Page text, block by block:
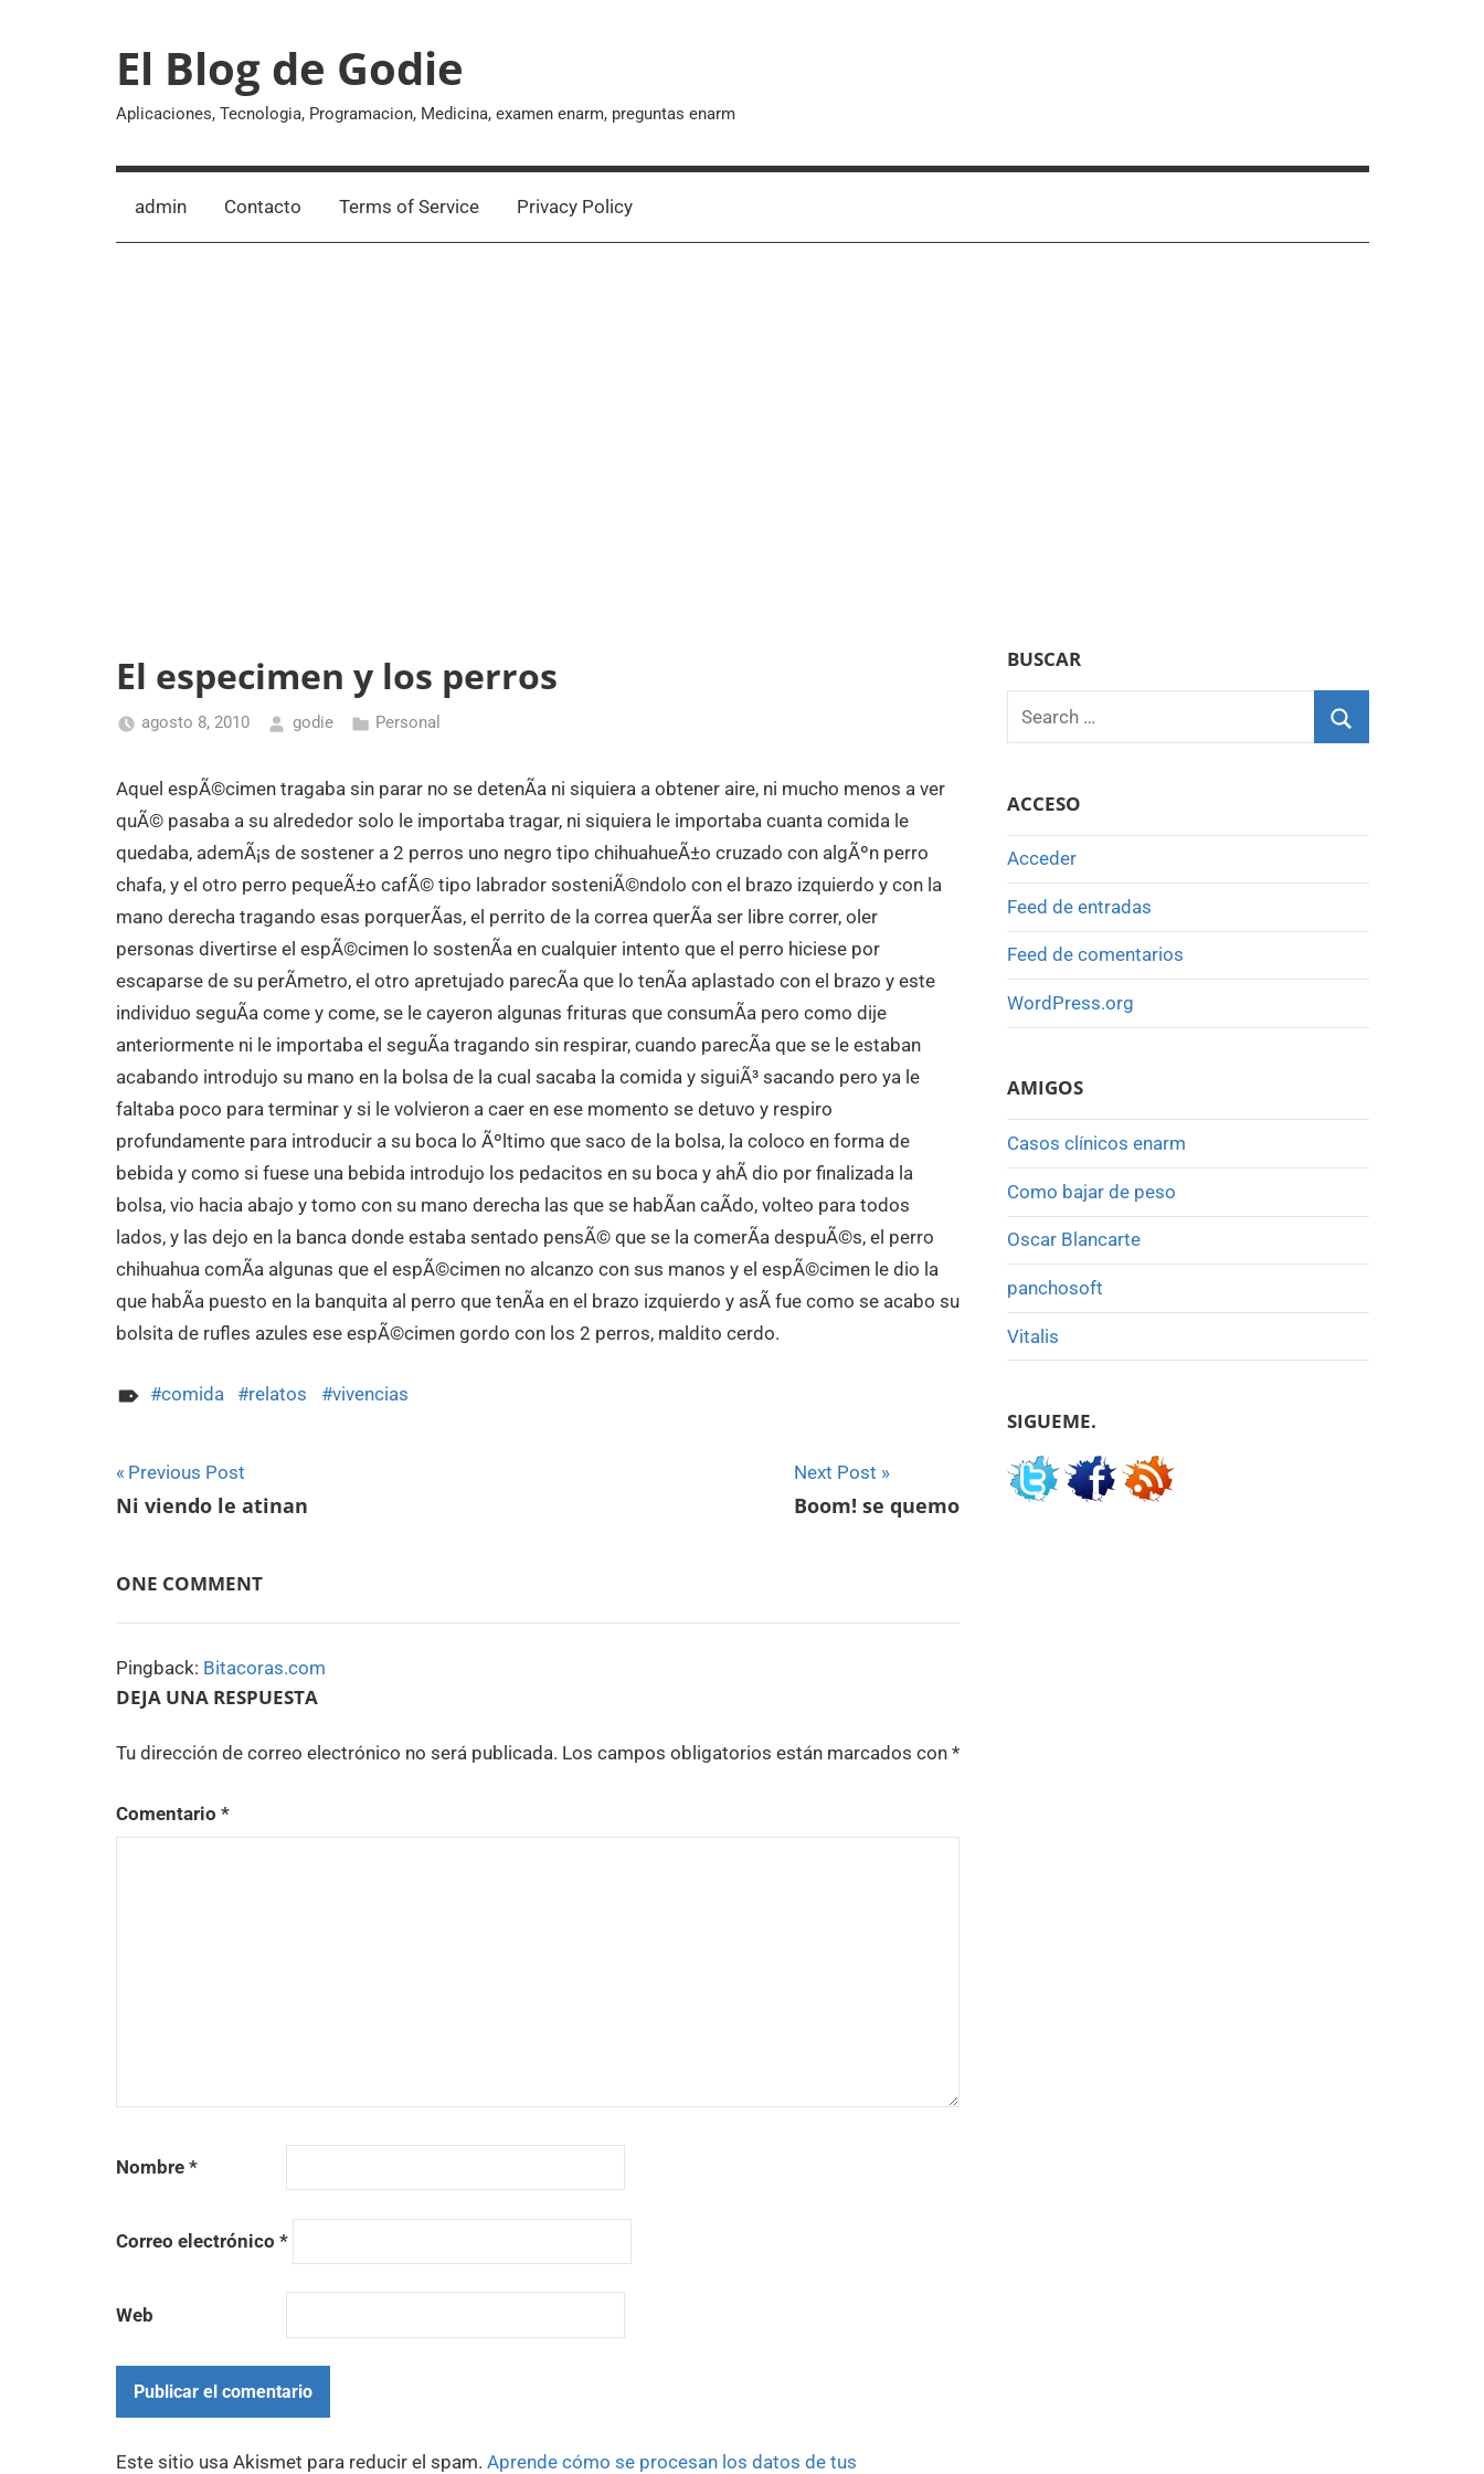
El Blog de Godie
Aplicaciones, Tecnologia, Programacion, Medicina, examen enarm, preguntas enarm
admin Contacto Terms of Service Privacy Policy
El especimen y los perros
agosto 8, 2010 godie Personal
Aquel espÃ©cimen tragaba sin parar no se detenÃ­a ni siquiera a obtener aire, ni mucho menos a ver
quÃ© pasaba a su alrededor solo le importaba tragar, ni siquiera le importaba cuanta comida le
quedaba, ademÃ¡s de sostener a 2 perros uno negro tipo chihuahueÃ±o cruzado con algÃºn perro
chafa, y el otro perro pequeÃ±o cafÃ© tipo labrador sosteniÃ©ndolo con el brazo izquierdo y con la
mano derecha tragando esas porquerÃ­as, el perrito de la correa querÃ­a ser libre correr, oler
personas divertirse el espÃ©cimen lo sostenÃ­a en cualquier intento que el perro hiciese por
escaparse de su perÃ­metro, el otro apretujado parecÃ­a que lo tenÃ­a aplastado con el brazo y este
individuo seguÃ­a come y come, se le cayeron algunas frituras que consumÃ­a pero como dije
anteriormente ni le importaba el seguÃ­a tragando sin respirar, cuando parecÃ­a que se le estaban
acabando introdujo su mano en la bolsa de la cual sacaba la comida y siguiÃ³ sacando pero ya le
faltaba poco para terminar y si le volvieron a caer en ese momento se detuvo y respiro
profundamente para introducir a su boca lo Ãºltimo que saco de la bolsa, la coloco en forma de
bebida y como si fuese una bebida introdujo los pedacitos en su boca y ahÃ­ dio por finalizada la
bolsa, vio hacia abajo y tomo con su mano derecha las que se habÃ­an caÃ­do, volteo para todos
lados, y las dejo en la banca donde estaba sentado pensÃ© que se la comerÃ­a despuÃ©s, el perro
chihuahua comÃ­a algunas que el espÃ©cimen no alcanzo con sus manos y el espÃ©cimen le dio la
que habÃ­a puesto en la banquita al perro que tenÃ­a en el brazo izquierdo y asÃ­ fue como se acabo su
bolsita de rufles azules ese espÃ©cimen gordo con los 2 perros, maldito cerdo.
comida relatos vivencias
Navegación
de
Previous Post
Ni viendo le atinan
Next Post
Boom! se quemo
ONE COMMENT
Pingback: Bitacoras.com
DEJA UNA RESPUESTA
Tu dirección de correo electrónico no será publicada. Los campos obligatorios están marcados con *
Comentario *
Nombre *
Correo electrónico *
Web
Este sitio usa Akismet para reducir el spam. Aprende cómo se procesan los datos de tus
BUSCAR
Search
for:
ACCESO
Acceder
Feed de entradas
Feed de comentarios
WordPress.org
AMIGOS
Casos clínicos enarm
Como bajar de peso
Oscar Blancarte
panchosoft
Vitalis
SIGUEME.